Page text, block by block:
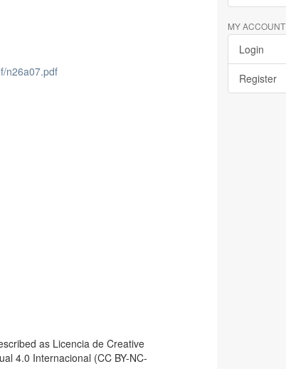
n26a07.pdf
as Licencia de Creative
4.0 Internacional (CC BY-NC-
MY ACCOUNT
Login
Register